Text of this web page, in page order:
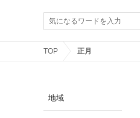
TOP 正月
地域